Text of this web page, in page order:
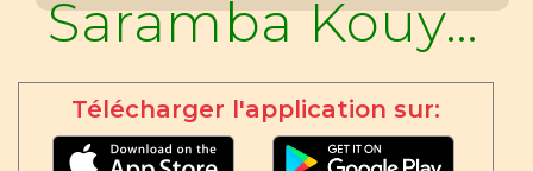
Saramba Kouyaté
Télécharger l'application sur: